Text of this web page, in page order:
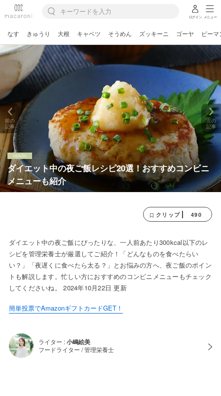
ログイン メニュー
なす きゅうり 大根 キャベツ そうめん ズッキーニ ゴーヤ ピーマ
ダイエット中の夜ご飯レシピ20選！おすすめコンビニ
メニューも紹介
前の
記事
次の
記事
クリップ 490
ダイエット中の夜ご飯にぴったりな、一人前あたり300kcal以下のレ
シピを管理栄養士が厳選してご紹介！「どんなものを食べたらい
い？」「夜遅くに食べたら太る？」とお悩みの方へ、夜ご飯のポイン
トも解説します。忙しい方におすすめのコンビニメニューもチェック
してくださいね。 2024年10月22日 更新
簡単投票でAmazonギフトカードGET！
ライター :小嶋絵美
フードライター / 管理栄養士